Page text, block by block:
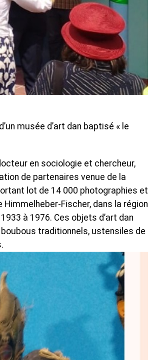
musée d’art dan baptisé « le
en sociologie et chercheur,
de partenaires venue de la
lot de 14 000 photographies et
Fischer, dans la région
à 1976. Ces objets d’art dan
traditionnels, ustensiles de